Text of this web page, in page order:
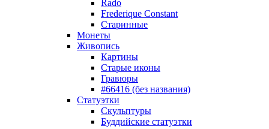
Rado
Frederique Constant
Старинные
Монеты
Живопись
Картины
Старые иконы
Гравюры
#66416 (без названия)
Статуэтки
Скульптуры
Буддийские статуэтки